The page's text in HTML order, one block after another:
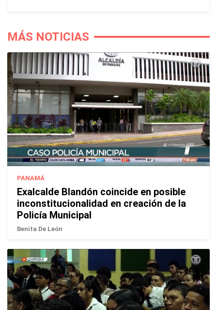
MÁS NOTICIAS
PANAMÁ
Exalcalde Blandón coincide en posible
inconstitucionalidad en creación de la
Policía Municipal
Benita De León